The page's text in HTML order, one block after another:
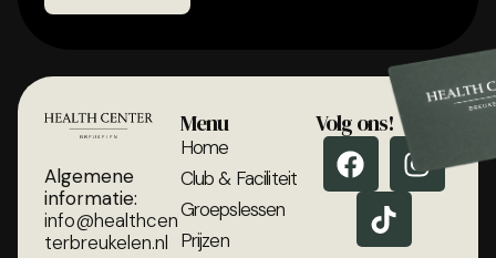
Algemene
informatie:
info@healthcen
terbreukelen.nl
Menu
Home
Club & Faciliteit
Groepslessen
Prijzen
Volg ons!